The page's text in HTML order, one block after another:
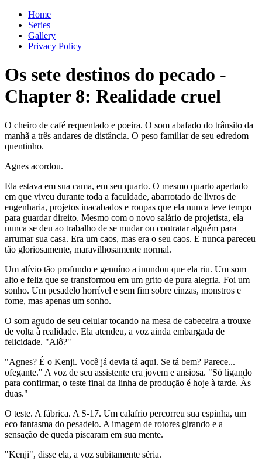
Home
Series
Gallery
Privacy Policy
Os sete destinos do pecado -
Chapter 8: Realidade cruel
O cheiro de café requentado e poeira. O som abafado do trânsito da
manhã a três andares de distância. O peso familiar de seu edredom
quentinho.
Agnes acordou.
Ela estava em sua cama, em seu quarto. O mesmo quarto apertado
em que viveu durante toda a faculdade, abarrotado de livros de
engenharia, projetos inacabados e roupas que ela nunca teve tempo
para guardar direito. Mesmo com o novo salário de projetista, ela
nunca se deu ao trabalho de se mudar ou contratar alguém para
arrumar sua casa. Era um caos, mas era o seu caos. E nunca pareceu
tão gloriosamente, maravilhosamente normal.
Um alívio tão profundo e genuíno a inundou que ela riu. Um som
alto e feliz que se transformou em um grito de pura alegria. Foi um
sonho. Um pesadelo horrível e sem fim sobre cinzas, monstros e
fome, mas apenas um sonho.
O som agudo de seu celular tocando na mesa de cabeceira a trouxe
de volta à realidade. Ela atendeu, a voz ainda embargada de
felicidade. "Alô?"
"Agnes? É o Kenji. Você já devia tá aqui. Se tá bem? Parece...
ofegante." A voz de seu assistente era jovem e ansiosa. "Só ligando
para confirmar, o teste final da linha de produção é hoje à tarde. Às
duas."
O teste. A fábrica. A S-17. Um calafrio percorreu sua espinha, um
eco fantasma do pesadelo. A imagem de rotores girando e a
sensação de queda piscaram em sua mente.
"Kenji", disse ela, a voz subitamente séria.